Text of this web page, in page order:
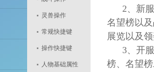
灵兽操作
常规快捷键
操作快捷键
人物基础属性
2、新服
名望榜以
展览以及
3、开服
榜、名望